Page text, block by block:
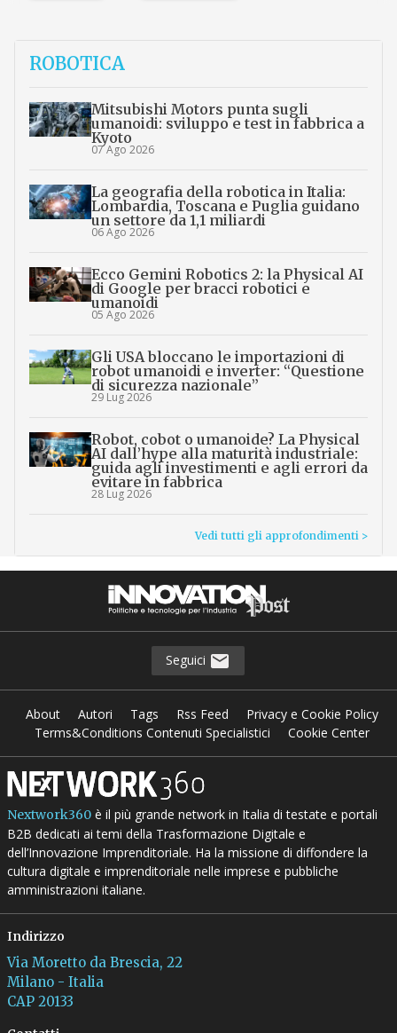
ROBOTICA
Mitsubishi Motors punta sugli
umanoidi: sviluppo e test in fabbrica a
Kyoto
07 Ago 2026
La geografia della robotica in Italia:
Lombardia, Toscana e Puglia guidano
un settore da 1,1 miliardi
06 Ago 2026
Ecco Gemini Robotics 2: la Physical AI
di Google per bracci robotici e
umanoidi
05 Ago 2026
Gli USA bloccano le importazioni di
robot umanoidi e inverter: “Questione
di sicurezza nazionale”
29 Lug 2026
Robot, cobot o umanoide? La Physical
AI dall’hype alla maturità industriale:
guida agli investimenti e agli errori da
evitare in fabbrica
28 Lug 2026
Vedi tutti gli approfondimenti >
Seguici
About Autori Tags Rss Feed
Privacy e Cookie Policy
Terms&Conditions Contenuti Specialistici
Cookie Center
Nextwork360è il più grande network in Italia di testate e portali
B2B dedicati ai temi della Trasformazione Digitale e
dell’Innovazione Imprenditoriale. Ha la missione di diffondere la
cultura digitale e imprenditoriale nelle imprese e pubbliche
amministrazioni italiane.
Indirizzo
Via Moretto da Brescia, 22
Milano - Italia
CAP 20133